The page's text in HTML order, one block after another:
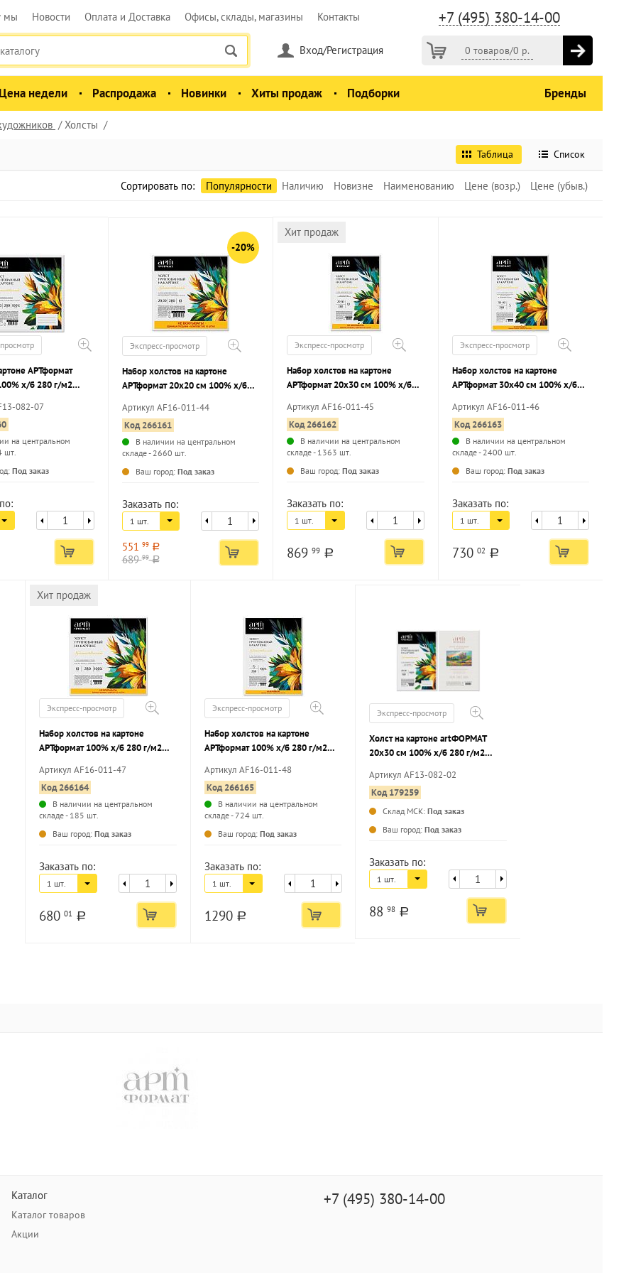
+7 (495) 380-14-00
мы Новости Оплата и Доставка Офисы, склады, магазины Контакты
0 товаров/0 р.
Вход/Регистрация
Цена недели Распродажа Новинки Хиты продаж Подборки Бренды
Холсты
Таблица Список
Сортировать по: Популярности Наличию Новизне Наименованию Цене (возр.) Цене (убыв.)
АРТформат
х/б 280 г/м2
082-07
на центральном
шт.
Под заказ
-20%
Экспресс-просмотр
Набор холстов на картоне
АРТформат 20х20 см 100% х/б
шт холст КОТИК в подарок
Артикул AF16-011-44
Код 266161
В наличии на центральном
складе - 2660 шт.
Ваш город: Под заказ
Заказать по:
1 шт.
551 99 a
68999 a
Хит продаж
Экспресс-просмотр
Набор холстов на картоне
АРТформат 20х30 см 100% х/б
шт холст КОТИК в подарок
Артикул AF16-011-45
Код 266162
В наличии на центральном
складе - 1363 шт.
Ваш город: Под заказ
Заказать по:
1 шт.
869 99 a
Экспресс-просмотр
Набор холстов на картоне
АРТформат 30х40 см 100% х/б
шт холст КОТИК в подарок
Артикул AF16-011-46
Код 266163
В наличии на центральном
складе - 2400 шт.
Ваш город: Под заказ
Заказать по:
1 шт.
730 02 a
Хит продаж
Экспресс-просмотр
Набор холстов на картоне
АРТформат 100% х/б 280 г/м2
КОТИК в подарок
Артикул AF16-011-47
Код 266164
В наличии на центральном
складе - 185 шт.
Ваш город:Под заказ
Заказать по:
1 шт.
68001 a
Экспресс-просмотр
Набор холстов на картоне
АРТформат 100% х/б 280 г/м2
КОТИК в подарок
Артикул AF16-011-48
Код 266165
В наличии на центральном
складе - 724 шт.
Ваш город: Под заказ
Заказать по:
1 шт.
1290 a
Экспресс-просмотр
Холст на картоне artФОРМАТ
20х30 см 100% х/б 280 г/м2
Артикул AF13-082-02
Код 179259
Склад МСК:Под заказ
Ваш город:Под заказ
Заказать по:
1 шт.
8898 a
Каталог
Каталог товаров
Акции
+7 (495) 380-14-00